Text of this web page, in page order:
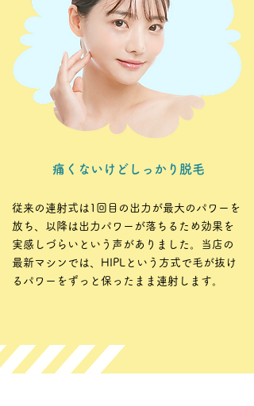
痛くないけどしっかり脱毛
従来の連射式は1回目の出力が最大のパワーを
放ち、以降は出力パワーが落ちるため効果を
実感しづらいという声がありました。当店の
最新マシンでは、HIPLという方式で毛が抜け
るパワーをずっと保ったまま連射します。